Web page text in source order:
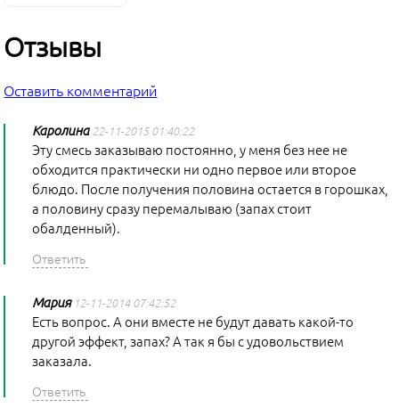
Отзывы
Оставить комментарий
Каролина22-11-2015 01:40:22
Эту смесь заказываю постоянно, у меня без нее не
обходится практически ни одно первое или второе
блюдо. После получения половина остается в горошках,
а половину сразу перемалываю (запах стоит
обалденный).
Мария 12-11-2014 07:42:52
Есть вопрос. А они вместе не будут давать какой-то
другой эффект, запах? А так я бы с удовольствием
заказала.